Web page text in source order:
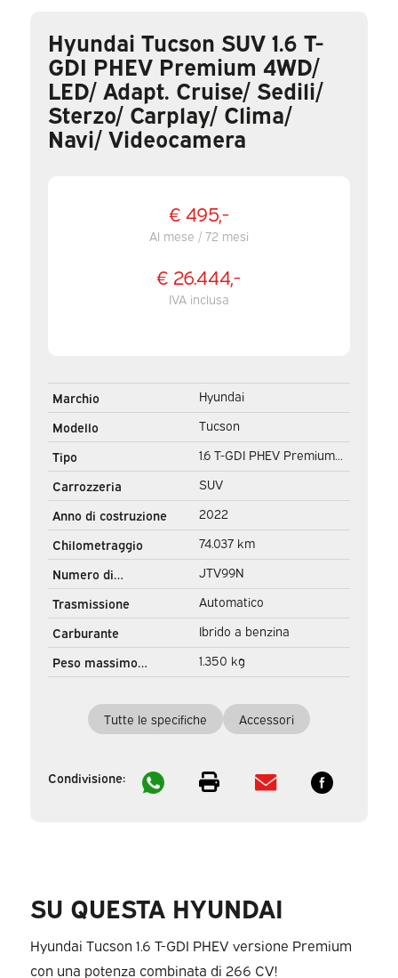
Hyundai Tucson SUV 1.6 T-
GDI PHEV Premium 4WD/
LED/ Adapt. Cruise/ Sedili/
Sterzo/ Carplay/ Clima/
Navi/ Videocamera
€ 495,-
Al mese / 72 mesi
€ 26.444,-
IVA inclusa
Marchio
Hyundai
Modello
Tucson
Tipo
1.6 T-GDI PHEV Premium
4WD/ LED/ Adapt. Cruise/
Sedili/ Volante/ Carplay/
Clima/ Navi/ Videocamera
Carrozzeria
SUV
Anno di costruzione
2022
Chilometraggio
74.037 km
Numero di
registrazione
JTV99N
Trasmissione
Automatico
Carburante
Ibrido a benzina
Peso massimo
1.350 kg
Tutte le specifiche Accessori
Condivisione:
SU QUESTA HYUNDAI
Hyundai Tucson 1.6 T-GDI PHEV versione Premium
con una potenza combinata di 266 CV!